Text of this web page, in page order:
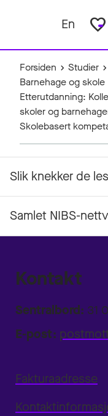
En favorite_border
Forsiden Studier
Barnehage og skole
Etterutdanning:
skoler og
Skolebasert
Slik knekker de
Samlet NIBS-
Kontakt
Sentralbord: 31
E-post:
Fakturaadresse